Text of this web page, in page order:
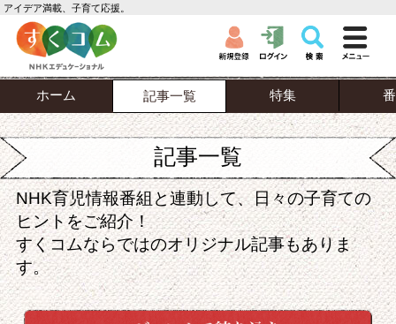
アイデア満載、子育て応援。
ホーム 記事一覧 特集
記事一覧
NHK育児情報番組と連動して、日々の子育ての
ヒントをご紹介！
すくコムならではのオリジナル記事もありま
す。